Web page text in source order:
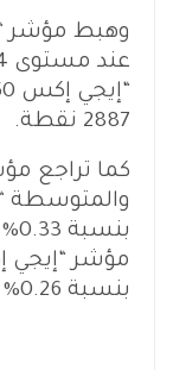
2887 نقطة.
كما تراجع
بنسبة 0.26% عند مستوى 4408 نقطة.